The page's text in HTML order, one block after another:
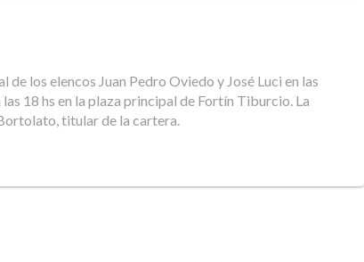
los elencos Juan Pedro Oviedo y José Luci en las
18 hs en la plaza principal de Fortín Tiburcio. La
titular de la cartera.